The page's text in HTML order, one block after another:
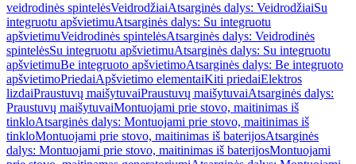
veidrodinės spintelėsVeidrodžiaiAtsarginės dalys: VeidrodžiaiSu
integruotu apšvietimuAtsarginės dalys: Su integruotu
apšvietimuVeidrodinės spintelėsAtsarginės dalys: Veidrodinės
spintelėsSu integruotu apšvietimuAtsarginės dalys: Su integruotu
apšvietimuBe integruoto apšvietimoAtsarginės dalys: Be integruoto
apšvietimoPriedaiApšvietimo elementaiKiti priedaiElektros
lizdaiPraustuvų maišytuvaiPraustuvų maišytuvaiAtsarginės dalys:
Praustuvų maišytuvaiMontuojami prie stovo, maitinimas iš
tinkloAtsarginės dalys: Montuojami prie stovo, maitinimas iš
tinkloMontuojami prie stovo, maitinimas iš baterijosAtsarginės
dalys: Montuojami prie stovo, maitinimas iš baterijosMontuojami